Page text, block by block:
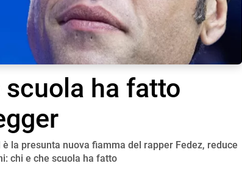
scuola ha fatto
la presunta nuova fiamma del rapper Fedez, reduce
chi e che scuola ha fatto